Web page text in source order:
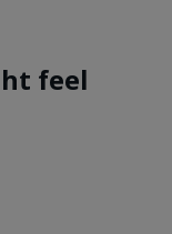
feel